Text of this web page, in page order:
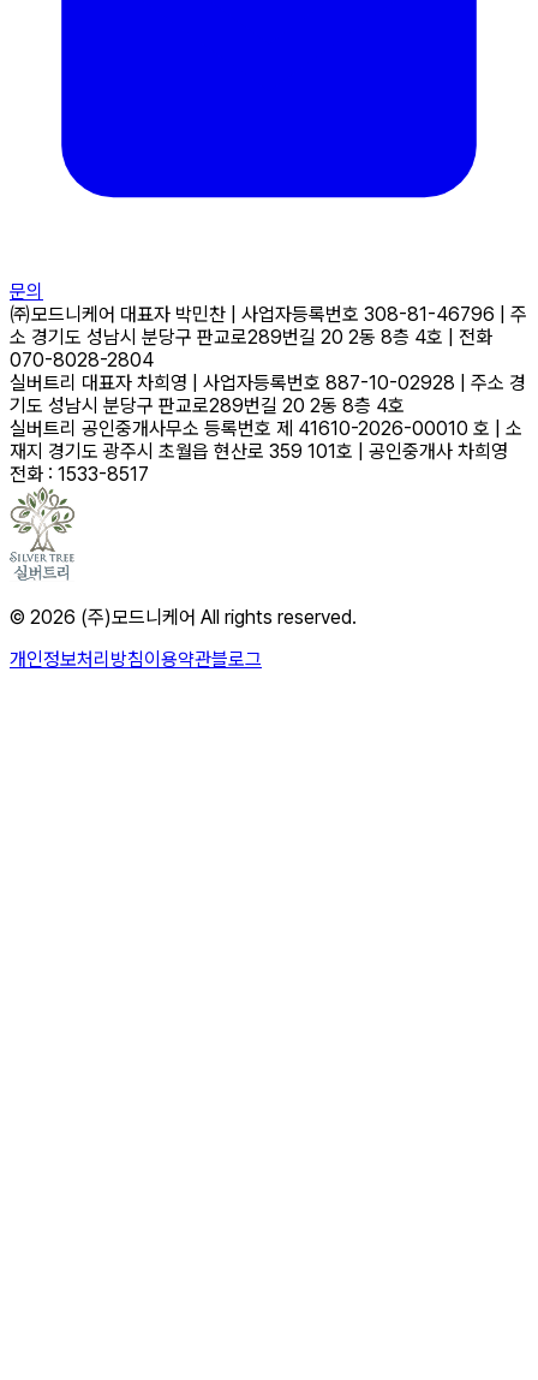
문의
㈜모드니케어 대표자 박민찬 사업자등록번호 308-81-46796
주
소 경기도 성남시 분당구 판교로289번길 20 2동 8층 4호
전화
070-8028-2804
실버트리 대표자 차희영 사업자등록번호 887-10-02928 주소 경
기도 성남시 분당구 판교로289번길 20 2동 8층 4호
실버트리 공인중개사무소 등록번호 제 41610-2026-00010 호
소
재지 경기도 광주시 초월읍 현산로 359 101호 공인중개사 차희영
전화 : 1533-8517
© 2026 (주)모드니케어 All rights reserved.
개인정보처리방침이용약관블로그